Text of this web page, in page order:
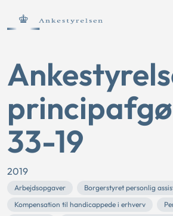
33-19
2019
Arbejdsopgaver
Borgerstyret personlig
Kompensation til handicappede i erhverv